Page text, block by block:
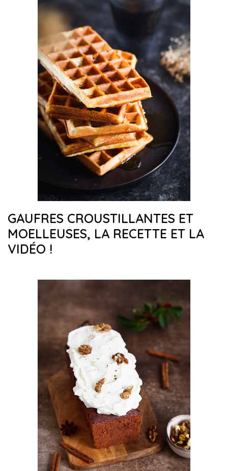
GAUFRES CROUSTILLANTES ET
MOELLEUSES, LA RECETTE ET LA
VIDÉO !